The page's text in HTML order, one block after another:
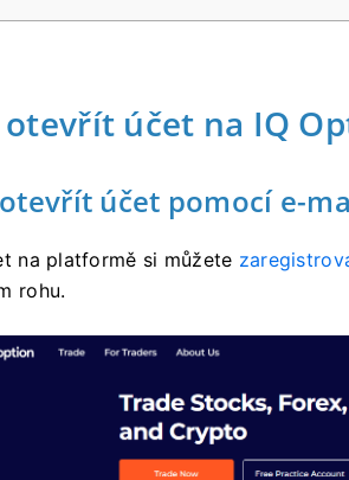
otevřít účet na IQ
otevřít účet pomocí e-
na platformě si můžete
rohu.